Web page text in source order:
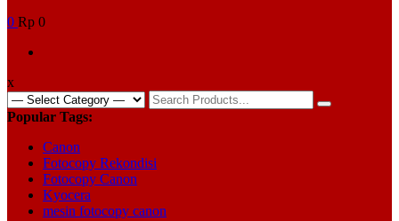
0 Rp 0
x
Search
for:
Popular Tags:
Canon
Fotocopy Rekondisi
Fotocopy Canon
Kyocera
mesin fotocopy canon